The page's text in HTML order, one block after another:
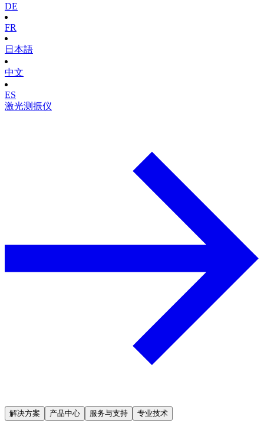
DE
FR
日本語
中文
ES
激光测振仪
解决方案 产品中心 服务与支持 专业技术